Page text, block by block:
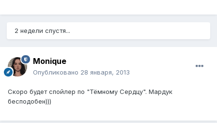
2 недели спустя...
Monique
Опубликовано 28 января, 2013
Скоро будет спойлер по "Тёмному Сердцу". Мардук
бесподобен)))